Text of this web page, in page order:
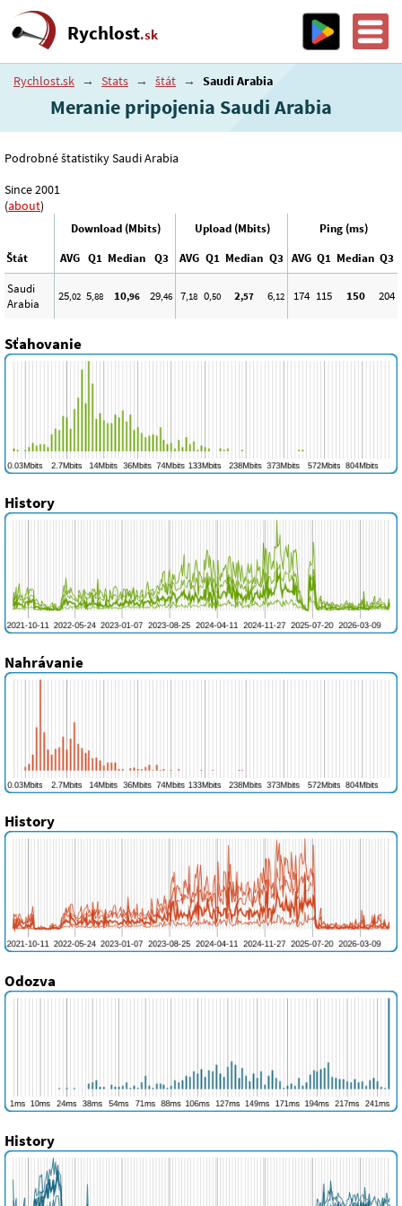
Rychlost.sk
Rychlost.sk → Stats → štát → Saudi Arabia
Meranie pripojenia Saudi Arabia
Podrobné štatistiky Saudi Arabia
Since 2001
(about)
Download (Mbits) Upload (Mbits)
Ping (ms)
Štát
AVG Q1 Median Q3 AVG Q1 Median Q3 AVG Q1 Median Q3
Saudi
Arabia
25,02 5,88 10,96 29,46 7,18 0,50 2,57 6,12 174 115 150 204
Sťahovanie
History
Nahrávanie
History
Odozva
History